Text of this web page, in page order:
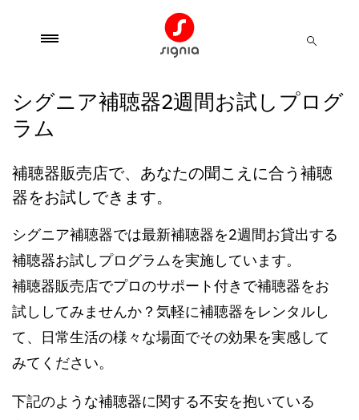
シグニア補聴器2週間お試しプログ
ラム
補聴器販売店で、あなたの聞こえに合う補聴
器をお試しできます。
シグニア補聴器では最新補聴器を2週間お貸出する
補聴器お試しプログラムを実施しています。
補聴器販売店でプロのサポート付きで補聴器をお
試ししてみませんか？気軽に補聴器をレンタルし
て、日常生活の様々な場面でその効果を実感して
みてください。
下記のような補聴器に関する不安を抱いている